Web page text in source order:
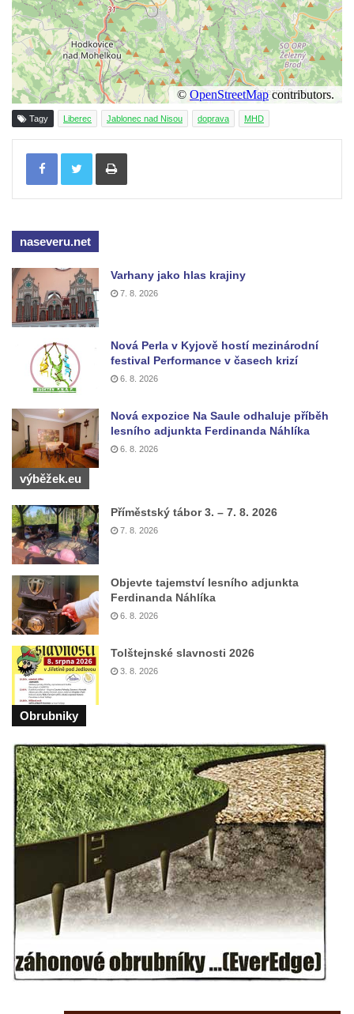
Tagy Liberec Jablonec nad Nisou doprava MHD
Tisknout
naseveru.net
Varhany jako hlas krajiny
7. 8. 2026
Nová Perla v Kyjově hostí mezinárodní
festival Performance v časech krizí
6. 8. 2026
Nová expozice Na Saule odhaluje příběh
lesního adjunkta Ferdinanda Náhlíka
6. 8. 2026
výběžek.eu
Příměstský tábor 3. – 7. 8. 2026
7. 8. 2026
Objevte tajemství lesního adjunkta
Ferdinanda Náhlíka
6. 8. 2026
Tolštejnské slavnosti 2026
3. 8. 2026
Obrubniky